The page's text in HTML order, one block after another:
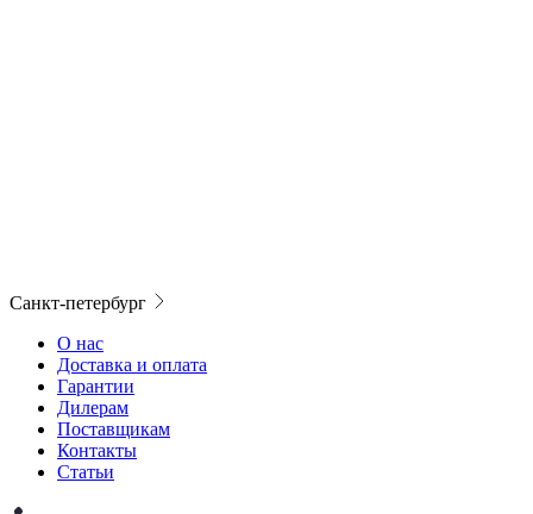
Санкт-петербург
О нас
Доставка и оплата
Гарантии
Дилерам
Поставщикам
Контакты
Статьи